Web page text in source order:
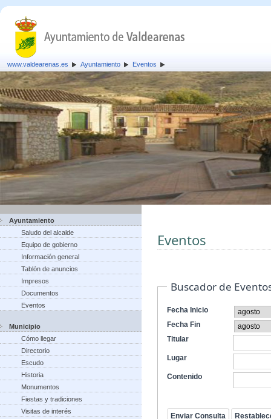
www.valdearenas.es Ayuntamiento Eventos
Ayuntamiento
Saludo del alcalde
Equipo de gobierno
Información general
Tablón de anuncios
Impresos
Documentos
Eventos
Municipio
Cómo llegar
Directorio
Escudo
Historia
Monumentos
Fiestas y tradiciones
Visitas de interés
Eventos
Buscador de
Fecha Inicio
Fecha Fin
Titular
Lugar
Contenido